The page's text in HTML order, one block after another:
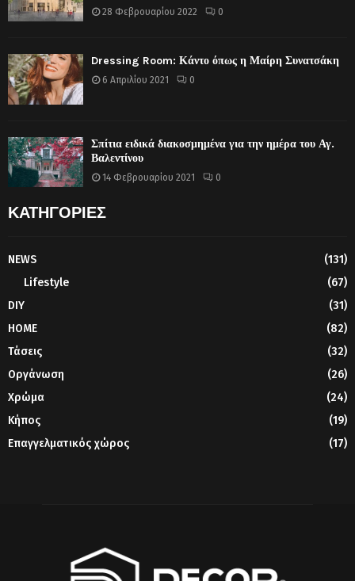
28 Φεβρουαρίου 2022 0
Dressing Room: Κάντο όπως η Μαίρη Συνατσάκη
6 Απριλίου 2021 0
Σπίτια ειδικά διακοσμημένα για την ημέρα του Αγ.
Βαλεντίνου
14 Φεβρουαρίου 2021 0
ΚΑΤΗΓΟΡΙΕΣ
NEWS
(131)
Lifestyle
(67)
DIY
(31)
HOME
(82)
Τάσεις
(32)
Οργάνωση
(26)
Χρώμα
(24)
Κήπος
(19)
Επαγγελματικός χώρος
(17)